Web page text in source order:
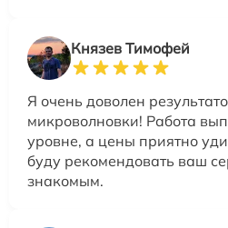
Князев Тимофей
Я очень доволен
микроволновки! Работа
уровне, а цены приятно
буду рекомендовать ваш
знакомым.